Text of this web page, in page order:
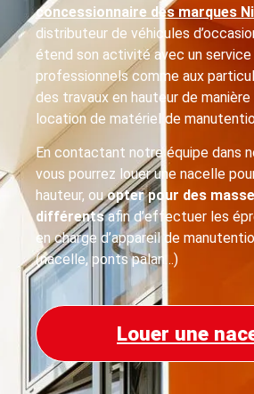
concessionnaire des marques
distributeur de véhicules
étend son activité avec un service
professionnels comme aux
des travaux en hauteur de
location de matériel de
En contactant notre équipe dans
vous pourrez louer une nacelle
hauteur, ouopter pour des
différentsafin d’effectuer les
en charge d’appareil de
(nacelle, ponts palan…)
Louer une